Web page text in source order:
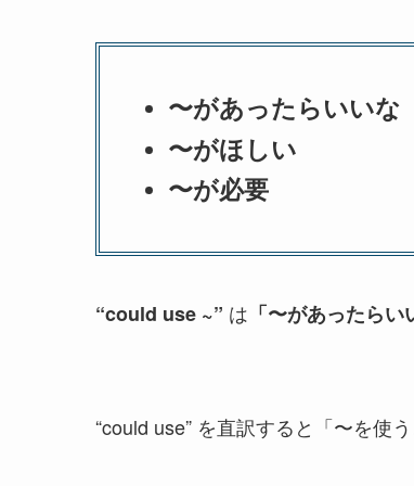
〜があったらいいな
〜がほしい
〜が必要
“could use ~” は 「〜があったら
“could use” を直訳すると「〜を使